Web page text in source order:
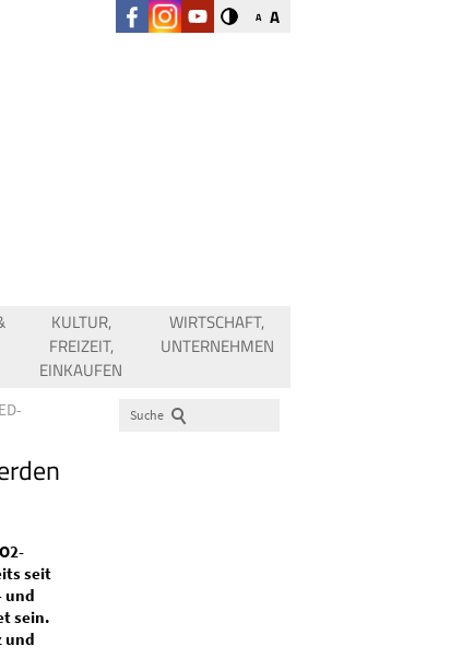
A A
KULTUR,
FREIZEIT,
EINKAUFEN
WIRTSCHAFT,
UNTERNEHMEN
seit
und
sein.
und
Suche